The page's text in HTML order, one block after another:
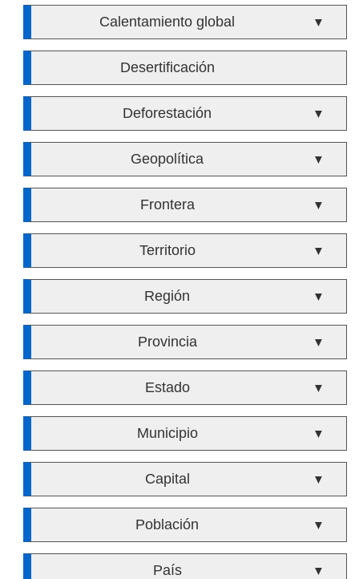
Calentamiento global ▼
Desertificación
Deforestación ▼
Geopolítica ▼
Frontera ▼
Territorio ▼
Región ▼
Provincia ▼
Estado ▼
Municipio ▼
Capital ▼
Población ▼
País ▼